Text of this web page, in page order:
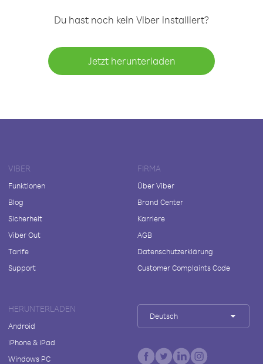
Du hast noch kein Viber installiert?
Jetzt herunterladen
VIBER
Funktionen
Blog
Sicherheit
Viber Out
Tarife
Support
FIRMA
Über Viber
Brand Center
Karriere
AGB
Datenschutzerklärung
Customer Complaints Code
HERUNTERLADEN
Android
iPhone & iPad
Windows PC
Deutsch